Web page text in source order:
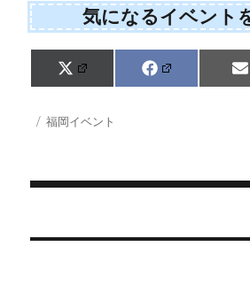
気になるイベント
Share
on
X
(
w
r
Share
on
F
a
E
投 カ
福岡イベント
稿